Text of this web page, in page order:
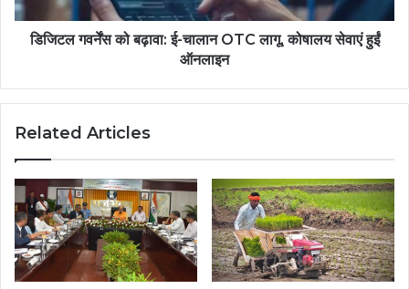
डिजिटल गवर्नेंस को बढ़ावा: ई-चालान OTC लागू, कोषालय सेवाएं हुईं
ऑनलाइन
Related Articles